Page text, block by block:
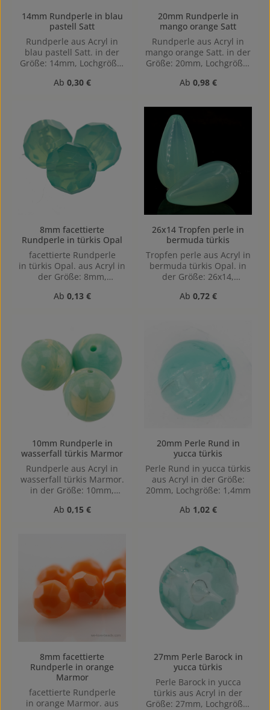
14mm Rundperle in blau
pastell Satt
Rundperle aus Acryl in
blau pastell Satt. in der
Größe: 14mm, Lochgröße:
1,4mm
Regulärer Preis:
Ab 0,30 €
20mm Rundperle in
mango orange Satt
Rundperle aus Acryl in
mango orange Satt. in der
Größe: 20mm, Lochgröße:
1,8mm
Regulärer Preis:
Ab 0,98 €
8mm facettierte
Rundperle in türkis Opal
facettierte Rundperle
in türkis Opal. aus Acryl in
der Größe: 8mm,
oben nach unten)
Regulärer Preis:
Ab 0,13 €
26x14 Tropfen perle in
bermuda türkis
Tropfen perle aus Acryl in
bermuda türkis Opal. in
der Größe: 26x14,
Vertikal (von oben nach
Linienführung und eignet
sich besonders für die
Gestaltung von
Ohrringen, Anhängern
oder stilvollen Akzenten
an Kleidungsstücken.
Regulärer Preis:
Ab 0,72 €
10mm Rundperle in
wasserfall türkis Marmor
Rundperle aus Acryl in
wasserfall türkis Marmor.
in der Größe: 10mm,
Horizontal gebohrt
Regulärer Preis:
Ab 0,15 €
20mm Perle Rund in
yucca türkis
Perle Rund in yucca türkis
aus Acryl in der Größe:
20mm, Lochgröße: 1,4mm
Regulärer Preis:
Ab 1,02 €
8mm facettierte
Rundperle in orange
Marmor
facettierte Rundperle
in orange Marmor. aus
27mm Perle Barock in
yucca türkis
Perle Barock in yucca
türkis aus Acryl in der
Größe: 27mm, Lochgröße: